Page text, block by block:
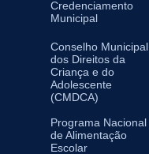
Credenciamento
Municipal
Conselho Municipal
dos Direitos da
Criança e do
Adolescente
(CMDCA)
Programa Nacional
de Alimentação
Escolar